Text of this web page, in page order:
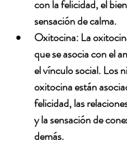
con la felicidad, el
sensación de calma.
Oxitocina: La
que se asocia con el
el vínculo social. Los
oxitocina están
felicidad, las
y la sensación de
demás.